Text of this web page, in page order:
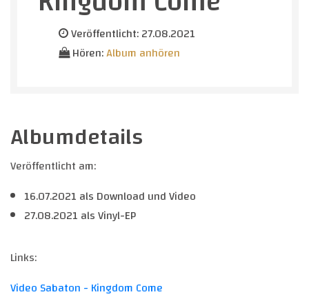
Veröffentlicht: 27.08.2021
Hören:Album anhören
Albumdetails
Veröffentlicht am:
16.07.2021 als Download und Video
27.08.2021 als Vinyl-EP
Links:
Video Sabaton - Kingdom Come